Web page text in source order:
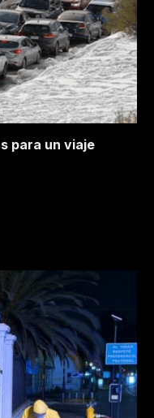
para un viaje